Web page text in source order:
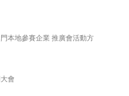
本地參賽企業 推廣會活動方
會